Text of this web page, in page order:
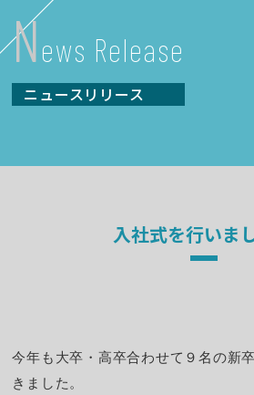
News Release
ニュースリリース
入社式を行いま
今年も大卒・高卒合わせて９名の新
きました。